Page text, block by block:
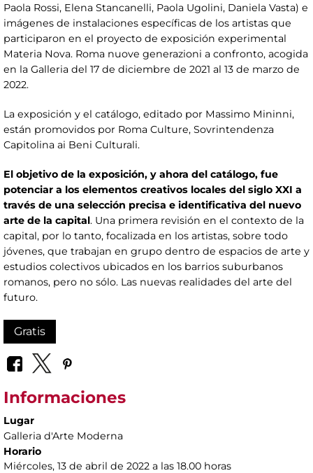
Paola Rossi, Elena Stancanelli, Paola Ugolini, Daniela Vasta) e
imágenes de instalaciones específicas de los artistas que
participaron en el proyecto de exposición experimental
Materia Nova. Roma nuove generazioni a confronto, acogida
en la Galleria del 17 de diciembre de 2021 al 13 de marzo de
2022.
La exposición y el catálogo, editado por Massimo Mininni,
están promovidos por Roma Culture, Sovrintendenza
Capitolina ai Beni Culturali.
El objetivo de la exposición, y ahora del catálogo, fue
potenciar a los elementos creativos locales del siglo XXI a
través de una selección precisa e identificativa del nuevo
arte de la capital. Una primera revisión en el contexto de la
capital, por lo tanto, focalizada en los artistas, sobre todo
jóvenes, que trabajan en grupo dentro de espacios de arte y
estudios colectivos ubicados en los barrios suburbanos
romanos, pero no sólo. Las nuevas realidades del arte del
futuro.
Gratis
Informaciones
Lugar
Galleria d'Arte Moderna
Horario
Miércoles, 13 de abril de 2022 a las 18.00 horas